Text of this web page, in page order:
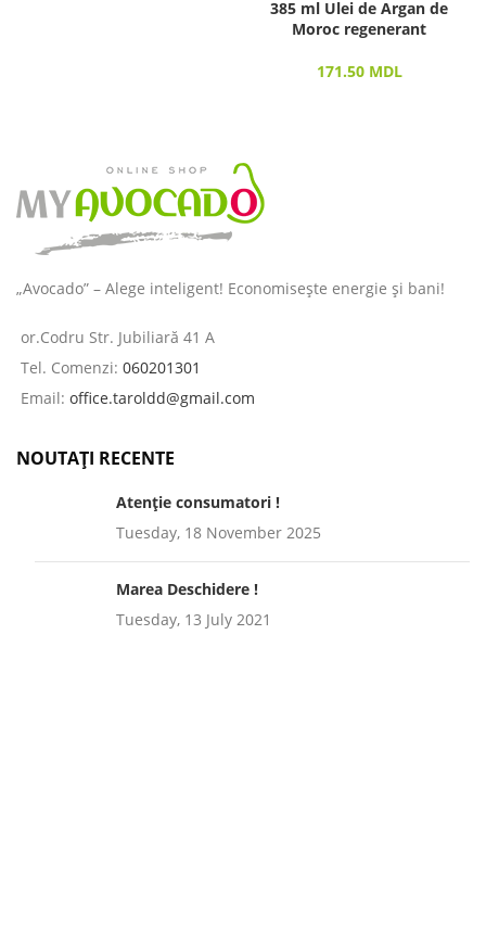
385 ml Ulei de Argan de
Moroc regenerant
171.50 MDL
„Avocado” – Alege inteligent! Economisește energie și bani!
or.Codru Str. Jubiliară 41 A
Tel. Comenzi: 060201301
Email: office.taroldd@gmail.com
NOUTAȚI RECENTE
Atenție consumatori !
Tuesday, 18 November 2025
Marea Deschidere !
Tuesday, 13 July 2021